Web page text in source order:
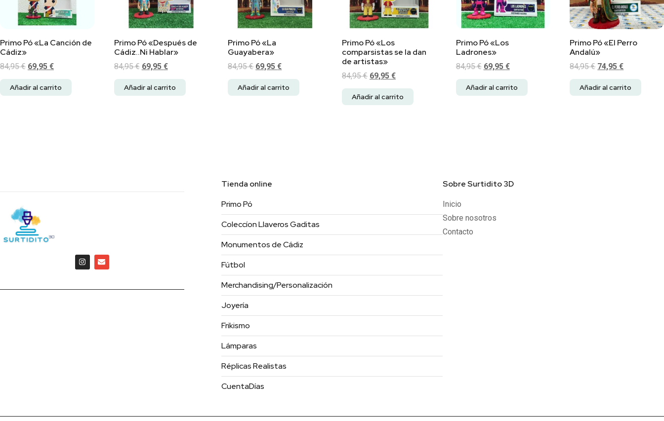
Primo Pó «La Canción de
Cádiz»
84,95€ 69,95 €
Añadir al carrito
Primo Pó «Después de
Cádiz..Ni Hablar»
84,95€ 69,95 €
Añadir al carrito
Primo Pó «La
Guayabera»
84,95€ 69,95€
Añadir al carrito
Primo Pó «Los
comparsistas se la dan
de artistas»
84,95€ 69,95 €
Añadir al carrito
Primo Pó «Los
Ladrones»
84,95€ 69,95 €
Añadir al carrito
Primo Pó «El Perro
Andalú»
84,95€ 74,95€
Añadir al carrito
Tienda online
Primo Pó
Coleccíon Llaveros Gaditas
Monumentos de Cádiz
Fútbol
Merchandising/Personalización
Joyería
Frikismo
Lámparas
Réplicas Realistas
CuentaDías
Sobre Surtidito 3D
Inicio
Sobre nosotros
Contacto